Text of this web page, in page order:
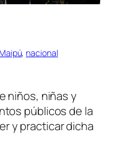
, nacional
niños, niñas y
públicos de la
y practicar dicha